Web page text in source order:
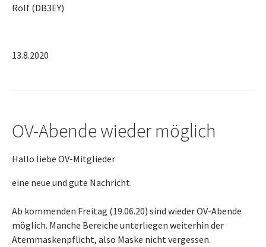
Rolf (DB3EY)
13.8.2020
OV-Abende wieder möglich
Hallo liebe OV-Mitglieder
eine neue und gute Nachricht.
Ab kommenden Freitag (19.06.20) sind wieder OV-Abende
möglich. Manche Bereiche unterliegen weiterhin der
Atemmaskenpflicht, also Maske nicht vergessen.